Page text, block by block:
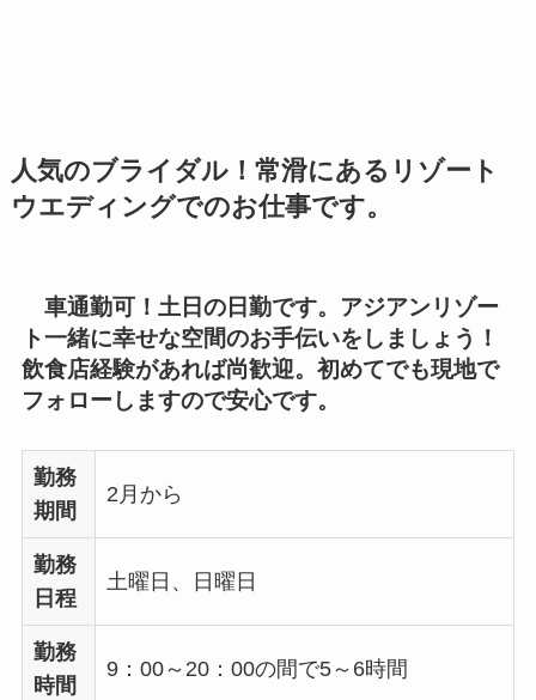
人気のブライダル！常滑にあるリゾート
ウエディングでのお仕事です。
車通勤可！土日の日勤です。アジアンリゾー
ト一緒に幸せな空間のお手伝いをしましょう！
飲食店経験があれば尚歓迎。初めてでも現地で
フォローしますので安心です。
勤務
期間
2月から
勤務
日程
土曜日、日曜日
勤務
時間
9：00～20：00の間で5～6時間